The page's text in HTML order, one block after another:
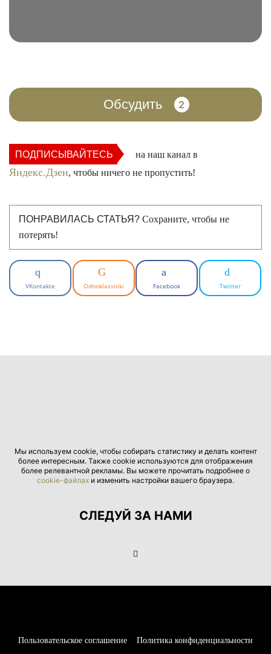
Обсудить 2
ПОДПИСЫВАЙТЕСЬ на наш канал в
Яндекс.Дзен, чтобы ничего не пропустить!
ПОНРАВИЛАСЬ СТАТЬЯ? Сохраните, чтобы не
потерять!
VKontakte Odnoklassniki Facebook Twitter
Мы используем cookie, чтобы собирать статистику и делать контент
более интересным. Также cookie используются для отображения
более релевантной рекламы. Вы можете прочитать подробнее о
cookie-файлах и изменить настройки вашего браузера.
СЛЕДУЙ ЗА НАМИ
Пользовательское соглашение Политика конфиденциальности